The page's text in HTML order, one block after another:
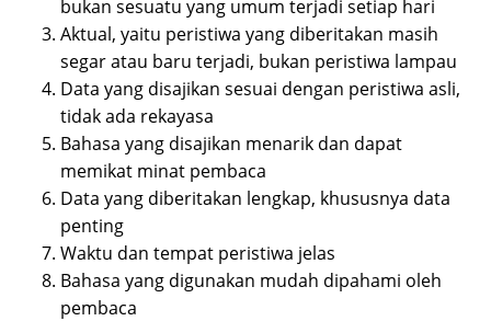
bukan sesuatu yang umum terjadi setiap hari
Aktual, yaitu peristiwa yang diberitakan masih
segar atau baru terjadi, bukan peristiwa lampau
Data yang disajikan sesuai dengan peristiwa asli,
tidak ada rekayasa
Bahasa yang disajikan menarik dan dapat
memikat minat pembaca
Data yang diberitakan lengkap, khususnya data
penting
Waktu dan tempat peristiwa jelas
Bahasa yang digunakan mudah dipahami oleh
pembaca